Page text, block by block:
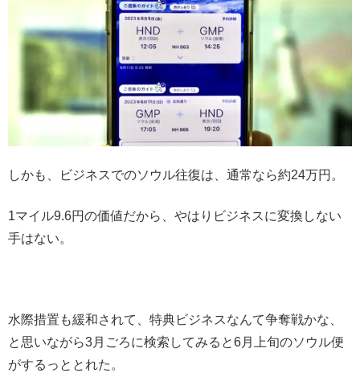
しかも、ビジネスでのソウル往復は、通常なら約24万円。
1マイル9.6円の価値だから、やはりビジネスに変換しない
手はない。
水際措置も緩和されて、特典ビジネスなんて争奪戦かな、
と思いながら3月ごろに検索してみると6月上旬のソウル便
がするっととれた。